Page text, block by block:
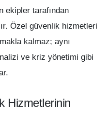
ekipler tarafından
Özel güvenlik hizmetleri
kalmaz; aynı
ve kriz yönetimi gibi
Hizmetlerinin